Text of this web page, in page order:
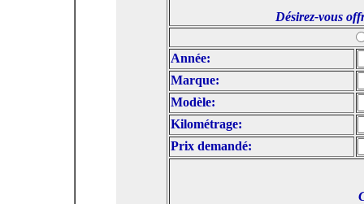
Désirez-vous
Année:
Marque:
Modèle:
Kilométrage:
Prix demandé: